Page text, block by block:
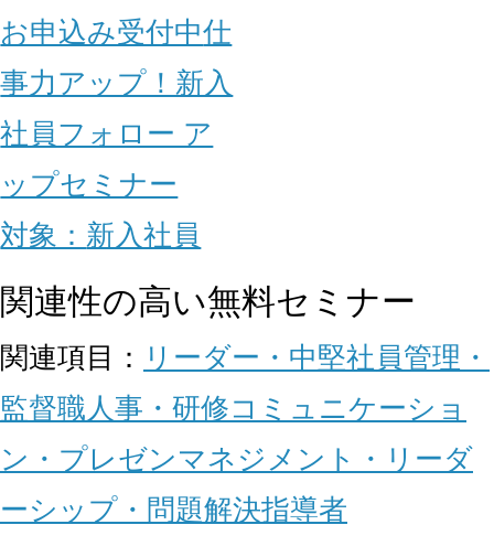
お申込み受付中仕
事力アップ！新入
社員フォロー ア
ップセミナー
対象： 新入社員
関連性の高い無料セミナー
関連項目： リーダー・中堅社員管理・
監督職 人事・研修コミュニケーショ
ン・プレゼンマネジメント・リーダ
ーシップ・問題解決指導者